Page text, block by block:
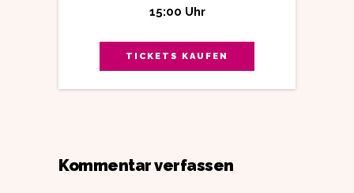
15:00 Uhr
TICKETS KAUFEN
Kommentar verfassen